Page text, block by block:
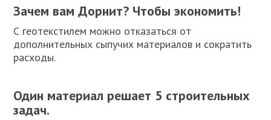
Зачем вам Дорнит? Чтобы экономить!
С геотекстилем можно отказаться от
дополнительных сыпучих материалов и сократить
расходы.
Один материал решает 5 строительных
задач.